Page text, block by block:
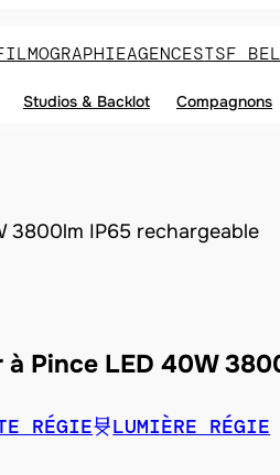
AGENCESTSF
Studios & Backlot Compagnons
3800lm IP65 rechargeable
à Pince LED 40W
RÉGIE LUMIÈRE RÉGIE